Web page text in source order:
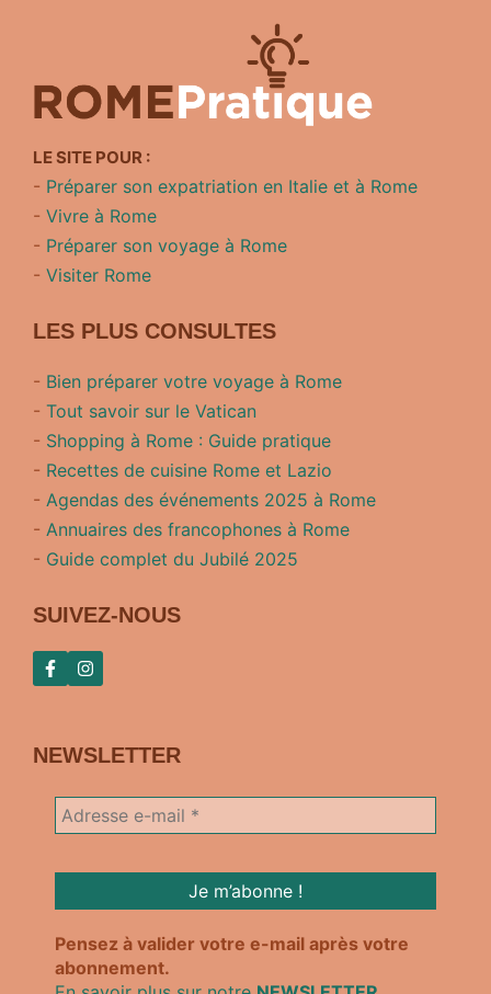
LE SITE POUR :
- Préparer son expatriation en Italie et à Rome
- Vivre à Rome
- Préparer son voyage à Rome
- Visiter Rome
LES PLUS CONSULTES
- Bien préparer votre voyage à Rome
- Tout savoir sur le Vatican
- Shopping à Rome : Guide pratique
- Recettes de cuisine Rome et Lazio
- Agendas des événements 2025 à Rome
- Annuaires des francophones à Rome
- Guide complet du Jubilé 2025
SUIVEZ-NOUS
NEWSLETTER
Pensez à valider votre e-mail après votre
abonnement.